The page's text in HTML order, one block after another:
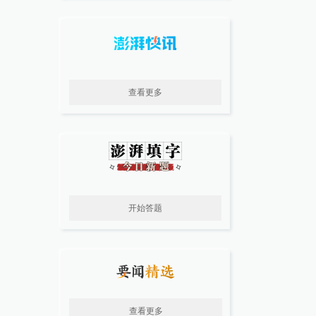
查看更多
开始答题
查看更多